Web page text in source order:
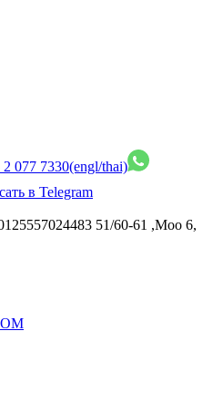
2 077 7330(engl/thai)
в Telegram
51/60-61 ,Moo 6,